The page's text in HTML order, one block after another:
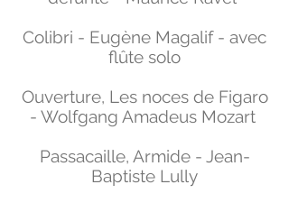
Colibri - Eugène Magalif - avec
flûte solo
Ouverture, Les noces de Figaro
- Wolfgang Amadeus Mozart
Passacaille, Armide - Jean-
Baptiste Lully